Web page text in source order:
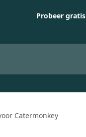
Probeer gratis
Catermonkey